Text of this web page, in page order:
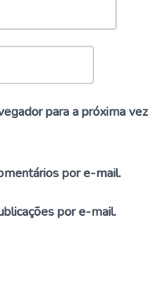
para a próxima vez
por e-mail.
por e-mail.